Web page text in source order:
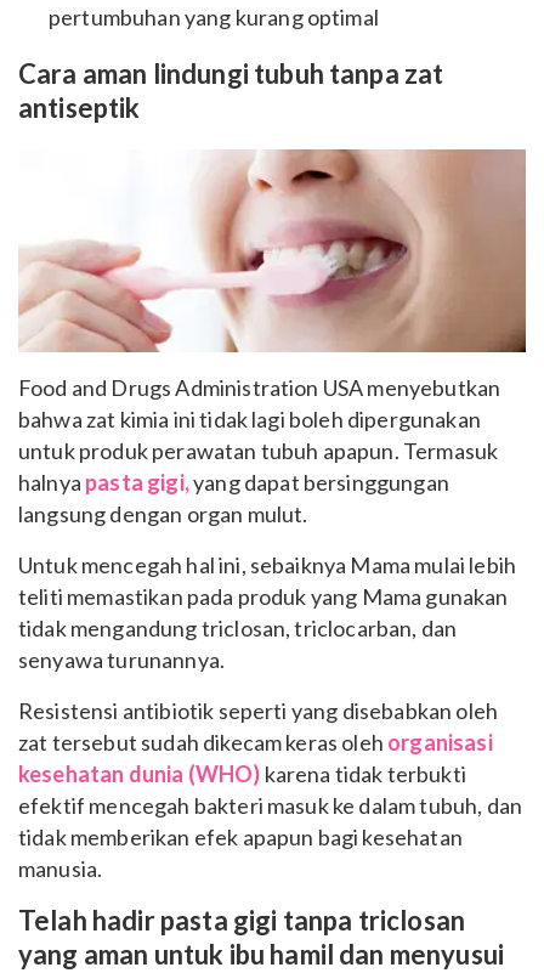
pertumbuhan yang kurang optimal
Cara aman lindungi tubuh tanpa zat
antiseptik
Food and Drugs Administration USA menyebutkan
bahwa zat kimia ini tidak lagi boleh dipergunakan
untuk produk perawatan tubuh apapun. Termasuk
halnya pasta gigi,yang dapat bersinggungan
langsung dengan organ mulut.
Untuk mencegah hal ini, sebaiknya Mama mulai lebih
teliti memastikan pada produk yang Mama gunakan
tidak mengandung triclosan, triclocarban, dan
senyawa turunannya.
Resistensi antibiotik seperti yang disebabkan oleh
zat tersebut sudah dikecam keras oleh organisasi
kesehatan dunia (WHO) karena tidak terbukti
efektif mencegah bakteri masuk ke dalam tubuh, dan
tidak memberikan efek apapun bagi kesehatan
manusia.
Telah hadir pasta gigi tanpa triclosan
yang aman untuk ibu hamil dan menyusui